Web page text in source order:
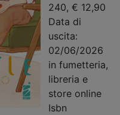
240, € 12,90
Data di
uscita:
02/06/2026
in fumetteria,
libreria e
store online
Isbn